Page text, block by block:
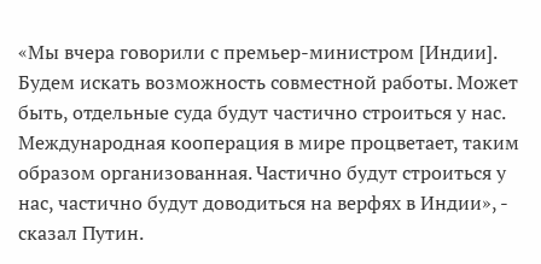
«Мы вчера говорили с премьер-министром [Индии].
Будем искать возможность совместной работы. Может
быть, отдельные суда будут частично строиться у нас.
Международная кооперация в мире процветает, таким
образом организованная. Частично будут строиться у
нас, частично будут доводиться на верфях в Индии», -
сказал Путин.